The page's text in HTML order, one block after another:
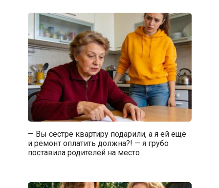
— Вы сестре квартиру подарили, а я ей ещё
и ремонт оплатить должна?! — я грубо
поставила родителей на место